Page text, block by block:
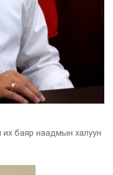
их баяр наадмын халуун